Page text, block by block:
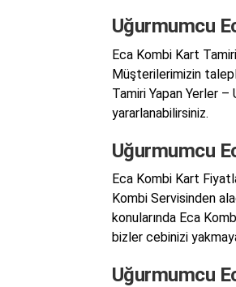
Uğurmumcu
Eca Kombi Kart
Müşterilerimizin
Tamiri Yapan Yerler
yararlanabilirsiniz.
Uğurmumcu
Eca Kombi Kart
Kombi Servisinden
konularında Eca
bizler cebinizi
Uğurmumcu